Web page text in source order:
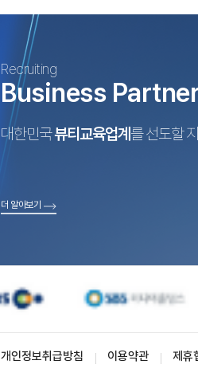
Recruiting
Business
대한민국뷰티교육업계 를 선도할
더 알아보기
개인정보취급방침 이용약관 제휴